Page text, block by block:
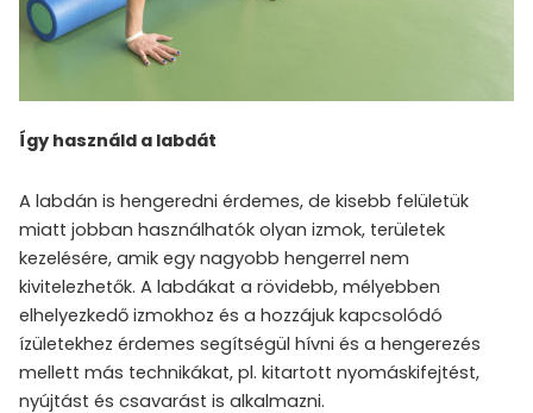
Így használd a labdát
A labdán is hengeredni érdemes, de kisebb felületük
miatt jobban használhatók olyan izmok, területek
kezelésére, amik egy nagyobb hengerrel nem
kivitelezhetők. A labdákat a rövidebb, mélyebben
elhelyezkedő izmokhoz és a hozzájuk kapcsolódó
ízületekhez érdemes segítségül hívni és a hengerezés
mellett más technikákat, pl. kitartott nyomáskifejtést,
nyújtást és csavarást is alkalmazni.